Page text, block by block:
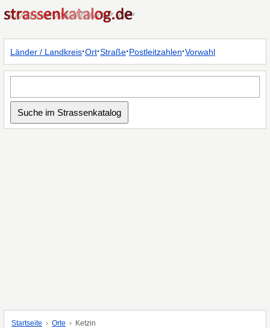
Länder / Landkreis·Ort·Straße·Postleitzahlen·Vorwahl
Startseite Orte Ketzin